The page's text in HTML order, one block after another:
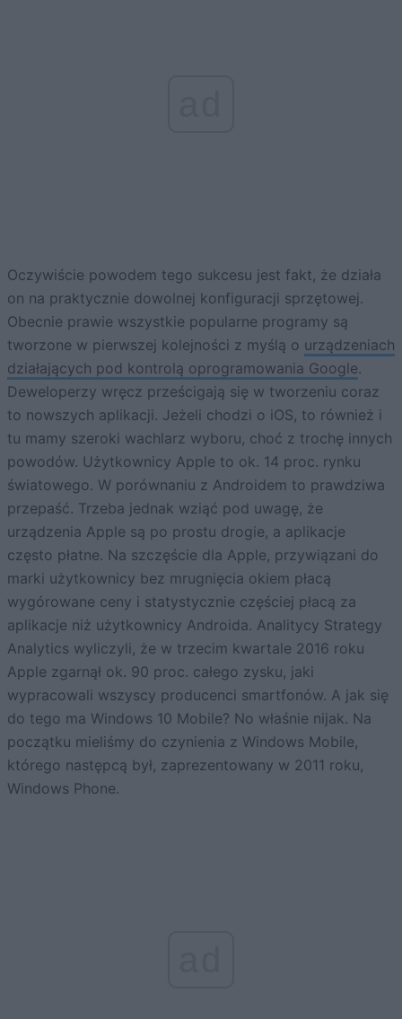
Oczywiście powodem tego sukcesu jest fakt, że działa
on na praktycznie dowolnej konfiguracji sprzętowej.
Obecnie prawie wszystkie popularne programy są
tworzone w pierwszej kolejności z myślą o urządzeniach
działających pod kontrolą oprogramowania Google.
Deweloperzy wręcz prześcigają się w tworzeniu coraz
to nowszych aplikacji. Jeżeli chodzi o iOS, to również i
tu mamy szeroki wachlarz wyboru, choć z trochę innych
powodów. Użytkownicy Apple to ok. 14 proc. rynku
światowego. W porównaniu z Androidem to prawdziwa
przepaść. Trzeba jednak wziąć pod uwagę, że
urządzenia Apple są po prostu drogie, a aplikacje
często płatne. Na szczęście dla Apple, przywiązani do
marki użytkownicy bez mrugnięcia okiem płacą
wygórowane ceny i statystycznie częściej płacą za
aplikacje niż użytkownicy Androida. Analitycy Strategy
Analytics wyliczyli, że w trzecim kwartale 2016 roku
Apple zgarnął ok. 90 proc. całego zysku, jaki
wypracowali wszyscy producenci smartfonów. A jak się
do tego ma Windows 10 Mobile? No właśnie nijak. Na
początku mieliśmy do czynienia z Windows Mobile,
którego następcą był, zaprezentowany w 2011 roku,
Windows Phone.